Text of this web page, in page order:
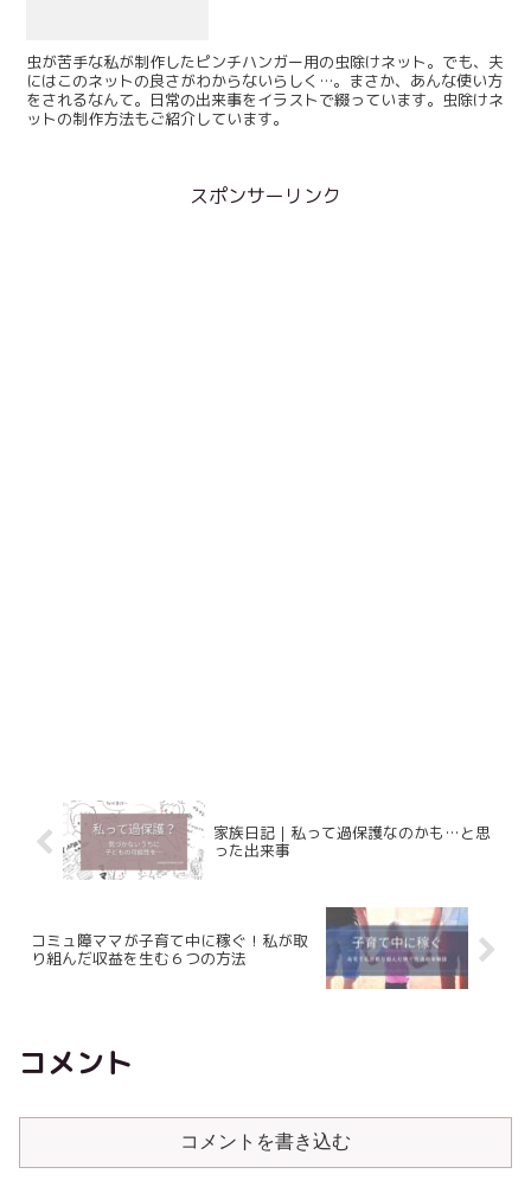
虫が苦手な私が制作したピンチハンガー用の虫除けネット。でも、夫
にはこのネットの良さがわからないらしく…。まさか、あんな使い方
をされるなんて。日常の出来事をイラストで綴っています。虫除けネ
ットの制作方法もご紹介しています。
スポンサーリンク
家族日記｜私って過保護なのかも…と思
った出来事
コミュ障ママが子育て中に稼ぐ！私が取
り組んだ収益を生む６つの方法
コメント
コメントを書き込む